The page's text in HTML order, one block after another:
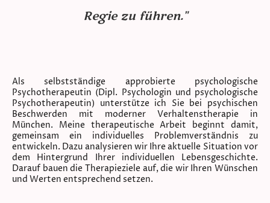
Regie zu führen."
Als selbstständige approbierte psychologische
Psychotherapeutin (Dipl. Psychologin und psychologische
Psychotherapeutin) unterstütze ich Sie bei psychischen
Beschwerden mit moderner Verhaltenstherapie in
München. Meine therapeutische Arbeit beginnt damit,
gemeinsam ein individuelles Problemverständnis zu
entwickeln. Dazu analysieren wir Ihre aktuelle Situation vor
dem Hintergrund Ihrer individuellen Lebensgeschichte.
Darauf bauen die Therapieziele auf, die wir Ihren Wünschen
und Werten entsprechend setzen.